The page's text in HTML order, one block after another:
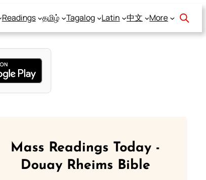
Readings தமிழ் Tagalog Latin 中文 More
Mass Readings Today -
Douay Rheims Bible